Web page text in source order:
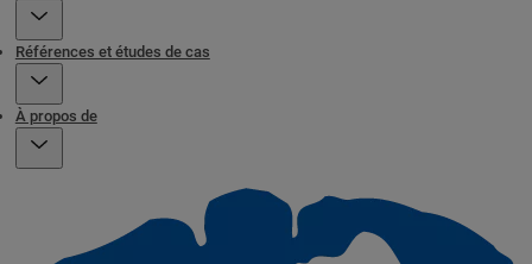
Références et études de cas
À propos de